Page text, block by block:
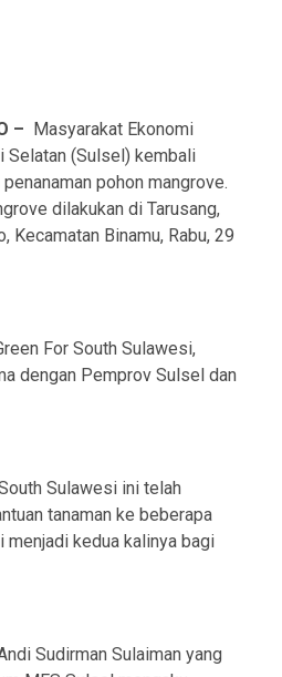
–
Masyarakat Ekonomi
Selatan (Sulsel) kembali
pohon mangrove.
dilakukan di Tarusang,
Kecamatan Binamu, Rabu, 29
For South Sulawesi,
dengan Pemprov Sulsel dan
Sulawesi ini telah
tanaman ke beberapa
menjadi kedua kalinya bagi
Sudirman Sulaiman yang